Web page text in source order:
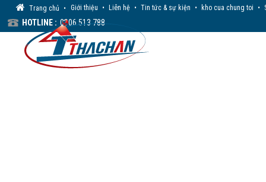
Trang chủ • Giới thiệu • Liên hệ • Tin tức & sự kiện • kho cua chung toi •
HOTLINE : 0906 513 788